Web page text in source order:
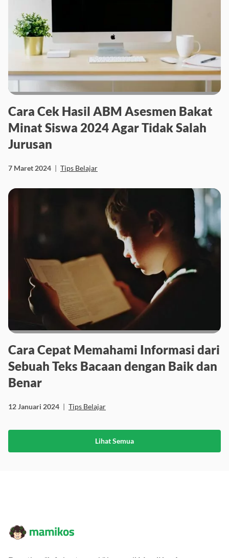
Cara Cek Hasil ABM Asesmen Bakat
Minat Siswa 2024 Agar Tidak Salah
Jurusan
7 Maret 2024 | Tips Belajar
Cara Cepat Memahami Informasi dari
Sebuah Teks Bacaan dengan Baik dan
Benar
12 Januari 2024 | Tips Belajar
Lihat Semua